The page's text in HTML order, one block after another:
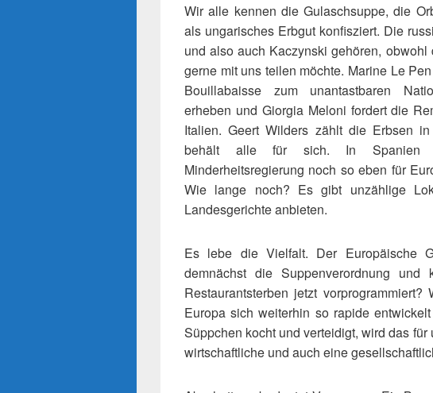
Wir alle kennen die Gulaschsuppe, die
als ungarisches Erbgut konfisziert. Die
und also auch Kaczynski gehören,
gerne mit uns teilen möchte. Marine Le
Bouillabaisse zum unantastbaren
erheben und Giorgia Meloni fordert die
Italien. Geert Wilders zählt die Erbsen
behält alle für sich. In Spanien
Minderheitsregierung noch so eben für
Wie lange noch? Es gibt unzählige
Landesgerichte anbieten.
Es lebe die Vielfalt. Der Europäische
demnächst die Suppenverordnung
Restaurantsterben jetzt
Europa sich weiterhin so rapide
Süppchen kocht und verteidigt, wird das
wirtschaftliche und auch eine